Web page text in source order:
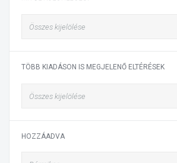
TÖBB KIADÁSON IS MEGJELENŐ ELTÉRÉSEK
HOZZÁADVA